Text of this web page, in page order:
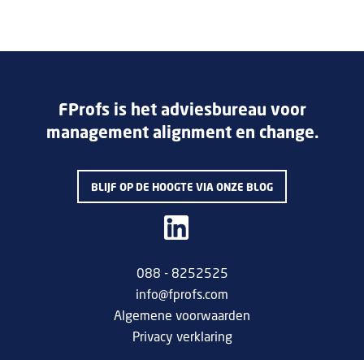
FProfs is het adviesbureau voor
management alignment en change.
BLIJF OP DE HOOGTE VIA ONZE BLOG
088 - 8252525
info@fprofs.com
Algemene voorwaarden
Privacy verklaring